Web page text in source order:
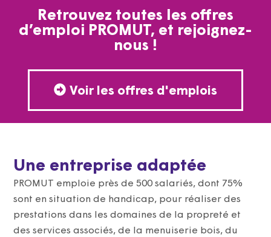
Retrouvez toutes les offres
d’emploi PROMUT, et rejoignez-
nous !
Voir les offres d'emplois
Une entreprise adaptée​
PROMUT emploie près de 500 salariés, dont 75%
sont en situation de handicap, pour réaliser des
prestations dans les domaines de la propreté et
des services associés, de la menuiserie bois, du